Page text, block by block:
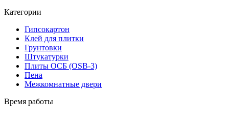
Категории
Гипсокартон
Клей для плитки
Грунтовки
Штукатурки
Плиты ОСБ (OSB-3)
Пена
Межкомнатные двери
Время работы